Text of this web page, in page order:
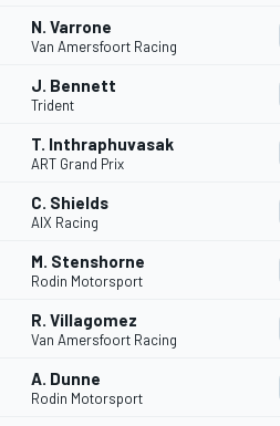
N. Varrone
Van Amersfoort Racing
J. Bennett
Trident
T. Inthraphuvasak
ART Grand Prix
C. Shields
AIX Racing
M. Stenshorne
Rodin Motorsport
R. Villagomez
Van Amersfoort Racing
A. Dunne
Rodin Motorsport